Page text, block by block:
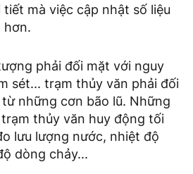
mà việc cập nhật số liệu
hơn.
phải đối mặt với nguy
sét... trạm thủy văn phải đối
những cơn bão lũ. Những
thủy văn huy động tối
lưu lượng nước, nhiệt độ
dòng chảy...